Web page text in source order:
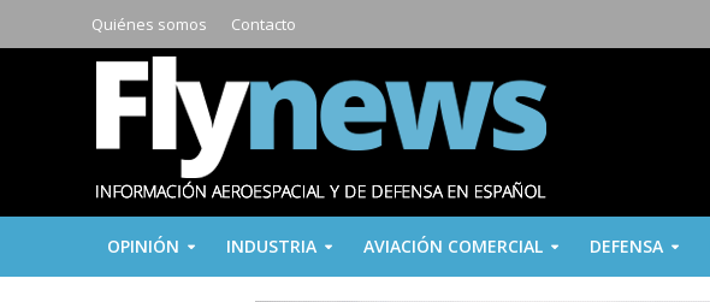
Quiénes somos Contacto
OPINIÓN INDUSTRIA AVIACIÓN COMERCIAL DEFENSA